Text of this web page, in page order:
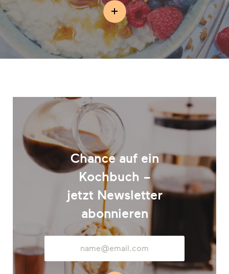
Chance auf ein
Kochbuch –
jetzt Newsletter
abonnieren
Mail-